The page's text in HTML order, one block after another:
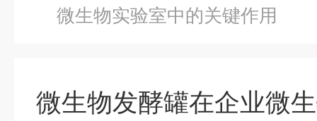
微生物实验室中的关键作用
微生物发酵罐在企业微